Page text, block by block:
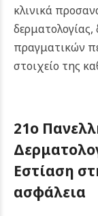
κλινικά
πραγματικών
στοιχείο της
21ο
Εστίαση
ασφάλεια